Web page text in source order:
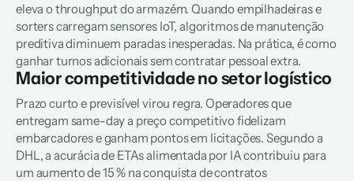
eleva o throughput do armazém. Quando empilhadeiras e
sorters carregam sensores IoT, algoritmos de manutenção
preditiva diminuem paradas inesperadas. Na prática, é como
ganhar turnos adicionais sem contratar pessoal extra.
Maior competitividade no setor logístico
Prazo curto e previsível virou regra. Operadores que
entregam same-day a preço competitivo fidelizam
embarcadores e ganham pontos em licitações. Segundo a
DHL, a acurácia de ETAs alimentada por IA contribuiu para
um aumento de 15 % na conquista de contratos